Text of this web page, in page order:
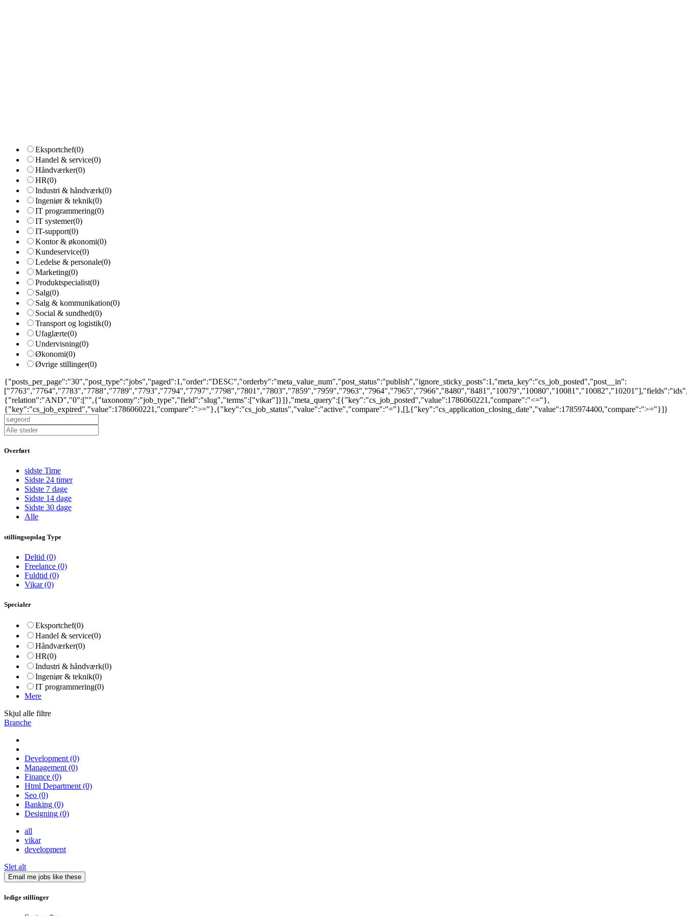
Eksportchef(0)
Handel & service(0)
Håndværker(0)
HR(0)
Industri & håndværk(0)
Ingeniør & teknik(0)
IT programmering(0)
IT systemer(0)
IT-support(0)
Kontor & økonomi(0)
Kundeservice(0)
Ledelse & personale(0)
Marketing(0)
Produktspecialist(0)
Salg(0)
Salg & kommunikation(0)
Social & sundhed(0)
Transport og logistik(0)
Ufaglærte(0)
Undervisning(0)
Økonomi(0)
Øvrige stillinger(0)
{"posts_per_page":"30","post_type":"jobs","paged":1,"order":"DESC","orderby":"meta_value_num","post_status":"publish","ignore_sticky_posts":1,"meta_key":"cs_job_posted","post__in":
{"relation":"AND","0":["",{"taxonomy":"job_type","field":"slug","terms":["vikar"]}]},"meta_query":[{"key":"cs_job_posted","value":1786060221,"compare":"<="},
{"key":"cs_job_expired","value":1786060221,"compare":">="},{"key":"cs_job_status","value":"active","compare":"="},[],{"key":"cs_application_closing_date","value":1785974400,"compare":">="}]}
Overført
sidste Time
Sidste 24 timer
Sidste 7 dage
Sidste 14 dage
Sidste 30 dage
Alle
stillingsopslag Type
Deltid (0)
Freelance (0)
Fuldtid (0)
Vikar(0)
Specialer
Eksportchef(0)
Handel & service(0)
Håndværker(0)
HR(0)
Industri & håndværk(0)
Ingeniør & teknik(0)
IT programmering(0)
Mere
Skjul alle filtre
Branche
Development (0)
Management (0)
Finance (0)
Html Department (0)
Seo (0)
Banking (0)
Designing (0)
all
vikar
development
Slet alt
Email me jobs like these
ledige stillinger